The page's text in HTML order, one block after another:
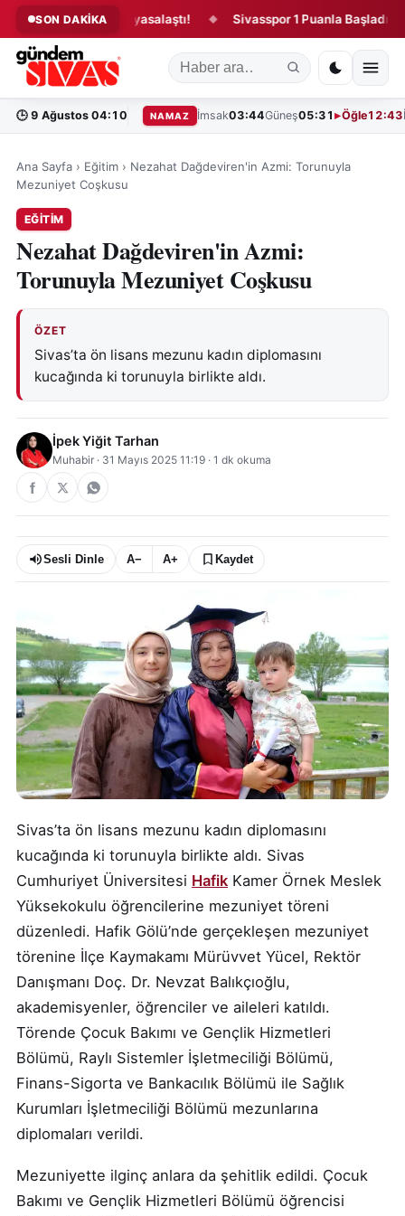
SON DAKİKA
kanun teklifi yasalaştı! ◆ Sivasspor 1 Puanla Başladı! ◆
🕒 9 Ağustos 04:10 NAMAZ İmsak03:44Güneş05:31 Öğle12:43
Ana Sayfa › Eğitim › Nezahat Dağdeviren'in Azmi: Torunuyla
Mezuniyet Coşkusu
EĞITIM
Nezahat Dağdeviren'in Azmi:
Torunuyla Mezuniyet Coşkusu
ÖZET
Sivas’ta ön lisans mezunu kadın diplomasını
kucağında ki torunuyla birlikte aldı.
İpek Yiğit Tarhan
Muhabir · 31 Mayıs 2025 11:19 · 1 dk okuma
Sesli Dinle A− A+ Kaydet
Sivas’ta ön lisans mezunu kadın diplomasını
kucağında ki torunuyla birlikte aldı. Sivas
Cumhuriyet Üniversitesi Hafik Kamer Örnek Meslek
Yüksekokulu öğrencilerine mezuniyet töreni
düzenledi. Hafik Gölü’nde gerçekleşen mezuniyet
törenine İlçe Kaymakamı Mürüvvet Yücel, Rektör
Danışmanı Doç. Dr. Nevzat Balıkçıoğlu,
akademisyenler, öğrenciler ve aileleri katıldı.
Törende Çocuk Bakımı ve Gençlik Hizmetleri
Bölümü, Raylı Sistemler İşletmeciliği Bölümü,
Finans-Sigorta ve Bankacılık Bölümü ile Sağlık
Kurumları İşletmeciliği Bölümü mezunlarına
diplomaları verildi.
Mezuniyette ilginç anlara da şehitlik edildi. Çocuk
Bakımı ve Gençlik Hizmetleri Bölümü öğrencisi